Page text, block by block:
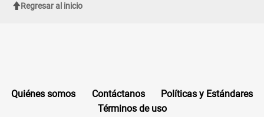
Regresar al inicio
Quiénes somos Contáctanos
Políticas y Estándares
Términos de uso